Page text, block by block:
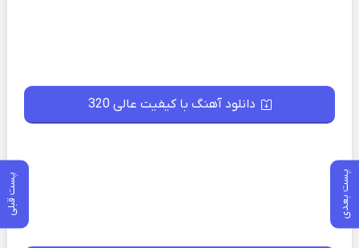
پست بعدی پست قبلی
دانلود آهنگ با کیفیت عالی 320